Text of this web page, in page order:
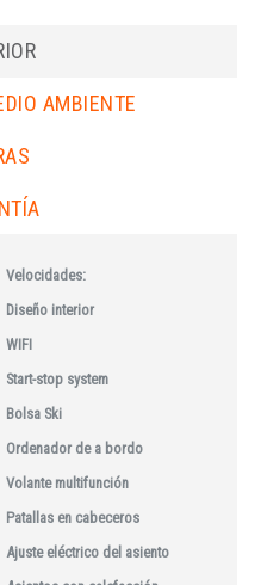
AMBIENTE
Velocidades:
Diseño interior
WIFI
Start-stop system
Bolsa Ski
Ordenador de a bordo
Volante multifunción
Patallas en cabeceros
Ajuste eléctrico del asiento